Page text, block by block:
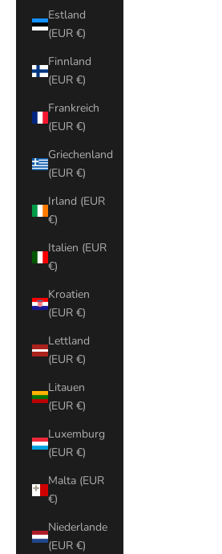
Estland
(EUR €)
Finnland
(EUR €)
Frankreich
(EUR €)
Griechenland
(EUR €)
Irland (EUR
€)
Italien (EUR
€)
Kroatien
(EUR €)
Lettland
(EUR €)
Litauen
(EUR €)
Luxemburg
(EUR €)
Malta (EUR
€)
Niederlande
(EUR €)